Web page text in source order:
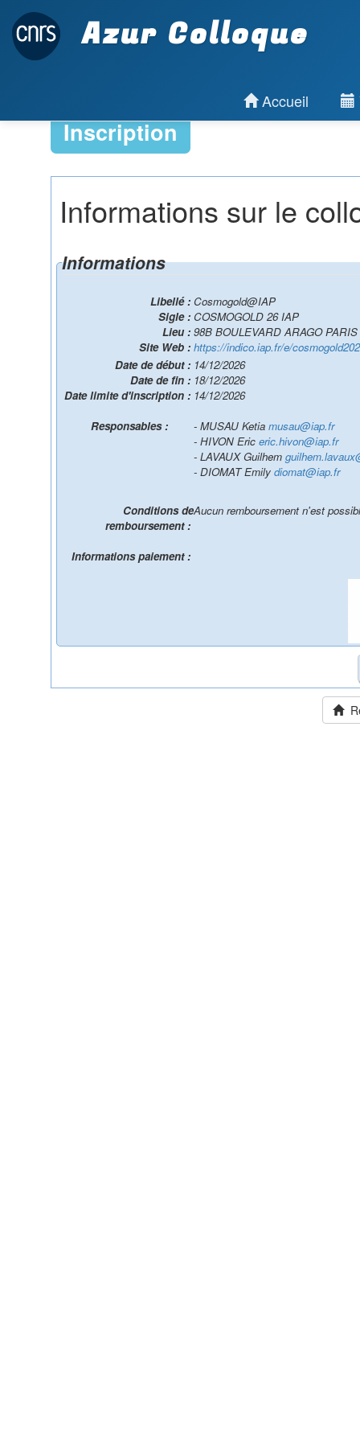
Azur Colloque
Accueil
Inscription
Informations sur le
Informations
Libellé : Cosmogold@IAP
Sigle : COSMOGOLD 26 IAP
Lieu :
98B BOULEVARD
Site Web : https://indico.iap.fr/e/
Date de début : 14/12/2026
Date de fin : 18/12/2026
Date limite d'inscription : 14/12/2026
- MUSAU Ketia musau@iap.fr
- HIVON Eric eric.hivon@iap.fr
- LAVAUX Guilhem
- DIOMAT Emily diomat@iap.fr
Conditions de
remboursement :
Aucun remboursement n'est
Informations paiement :